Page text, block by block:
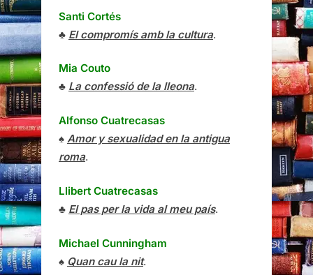
Santi Cortés
♣ El compromís amb la cultura.
Mia Couto
♣ La confessió de la lleona.
Alfonso Cuatrecasas
♠ Amor y sexualidad en la antigua
roma.
Llibert Cuatrecasas
♣ El pas per la vida al meu país.
Michael Cunningham
♠ Quan cau la nit.